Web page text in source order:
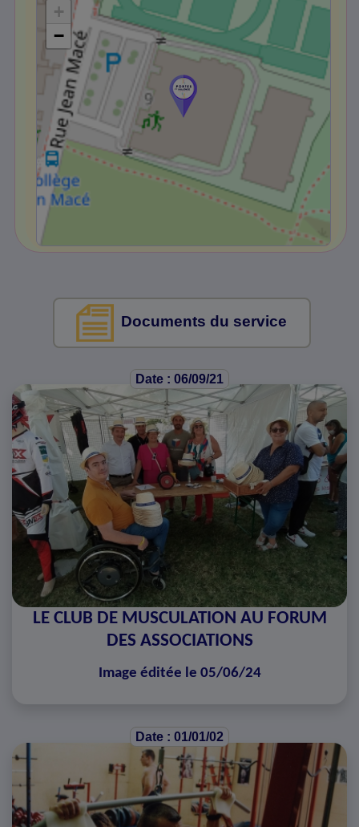
+
−
Documents du service
Date : 06/09/21
LE CLUB DE MUSCULATION AU FORUM
DES ASSOCIATIONS
Image éditée le 05/06/24
Date : 01/01/02